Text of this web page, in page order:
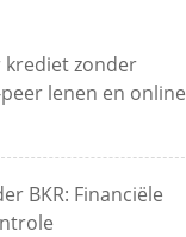
zonder
lenen en online
BKR: Financiële